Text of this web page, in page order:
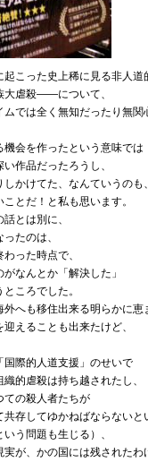
起こった史上稀に見る非人道
虐殺——について、
ムでは全く無知だったり無関
会を作ったという意味では
作品だったろうし、
かけてた、なんていうのも、
とだ！と私も思います。
とは別に、
たのは、
った時点で、
なんとか「解決した」
ころでした。
外へも移住出来る明らかに恵
迎えることも出来たけど、
国際的人道支援」のせいで
的虐殺は持ち越されたし、
ての殺人者たちが
存してゆかねばならないと
いう問題も生じる）、
が、かの国には残されたわ